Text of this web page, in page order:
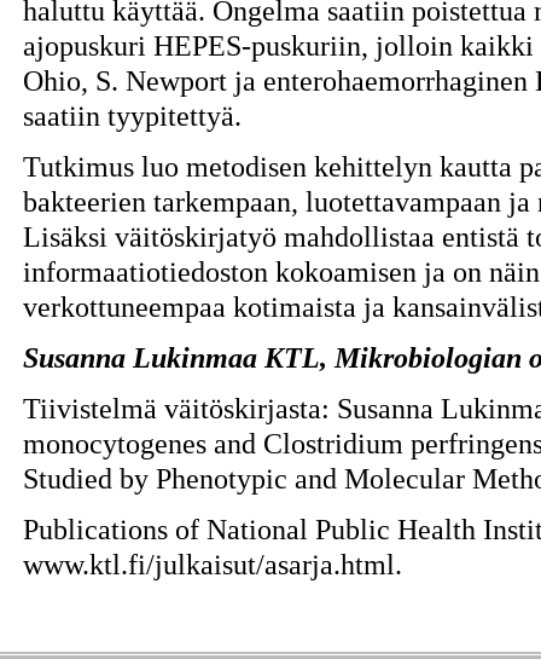
haluttu käyttää. Ongelma saatiin
ajopuskuri HEPES-puskuriin, jolloin
Ohio, S. Newport ja
saatiin tyypitettyä.
Tutkimus luo metodisen kehittelyn kautta
bakteerien tarkempaan, luotettavampaan
Lisäksi väitöskirjatyö mahdollistaa entistä
informaatiotiedoston kokoamisen ja on
verkottuneempaa kotimaista ja
Susanna Lukinmaa KTL, Mikrobiologian
Tiivistelmä väitöskirjasta: Susanna
monocytogenes and Clostridium
Studied by Phenotypic and Molecular
Publications of National Public Health
www.ktl.fi/julkaisut/asarja.html.